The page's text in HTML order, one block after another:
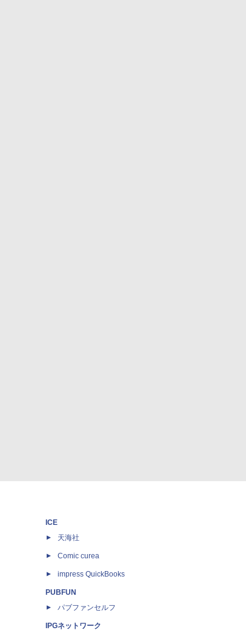
ICE
天海社
Comic curea
impress QuickBooks
PUBFUN
パブファンセルフ
IPGネットワーク